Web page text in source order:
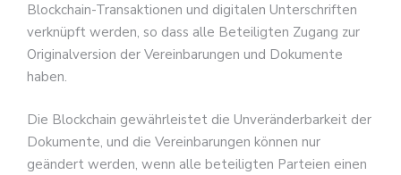
Blockchain-Transaktionen und digitalen Unterschriften
verknüpft werden, so dass alle Beteiligten Zugang zur
Originalversion der Vereinbarungen und Dokumente
haben.
Die Blockchain gewährleistet die Unveränderbarkeit der
Dokumente, und die Vereinbarungen können nur
geändert werden, wenn alle beteiligten Parteien einen